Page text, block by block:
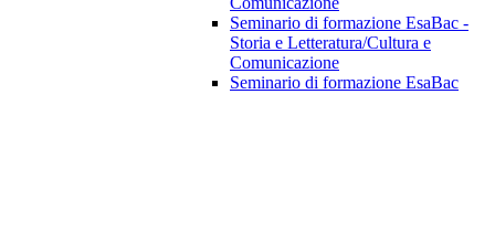
Seminario di formazione EsaBac -
Storia e Letteratura/Cultura e
Comunicazione
Seminario di formazione EsaBac